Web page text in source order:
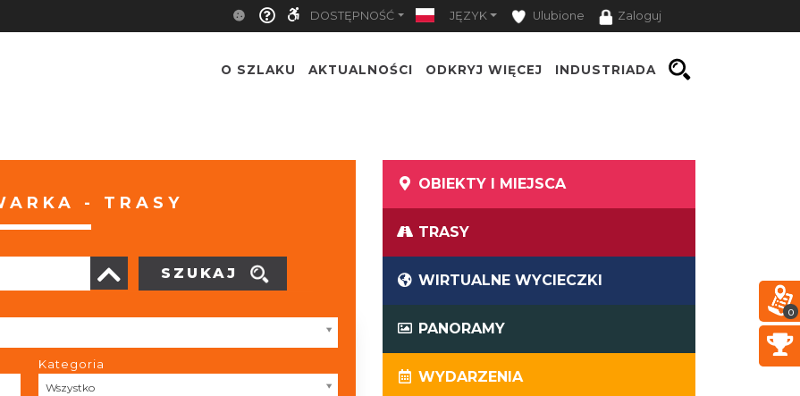
DOSTĘPNOŚĆ JĘZYK Ulubione Zaloguj
O SZLAKU AKTUALNOŚCI ODKRYJ WIĘCEJ INDUSTRIADA
- TRASY
Kategoria
Wszystko
Kategoria
SZUKAJ
OBIEKTY I MIEJSCA
TRASY
WIRTUALNE WYCIECZKI
PANORAMY
WYDARZENIA
0